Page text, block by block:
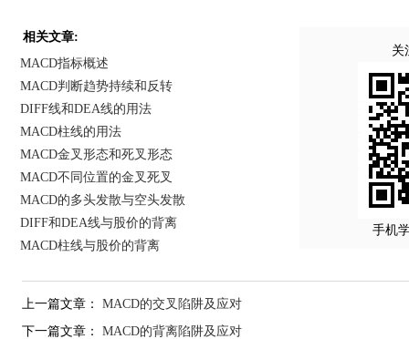
相关文章:
MACD指标概述
MACD判断趋势持续和反转
DIFF线和DEA线的用法
MACD柱线的用法
MACD金叉形态和死叉形态
MACD不同位置的金叉死叉
MACD的多头发散与空头发散
DIFF和DEA线与股价的背离
MACD柱线与股价的背离
关
手机
上一篇文章： MACD的交叉陷阱及应对
下一篇文章： MACD的背离陷阱及应对